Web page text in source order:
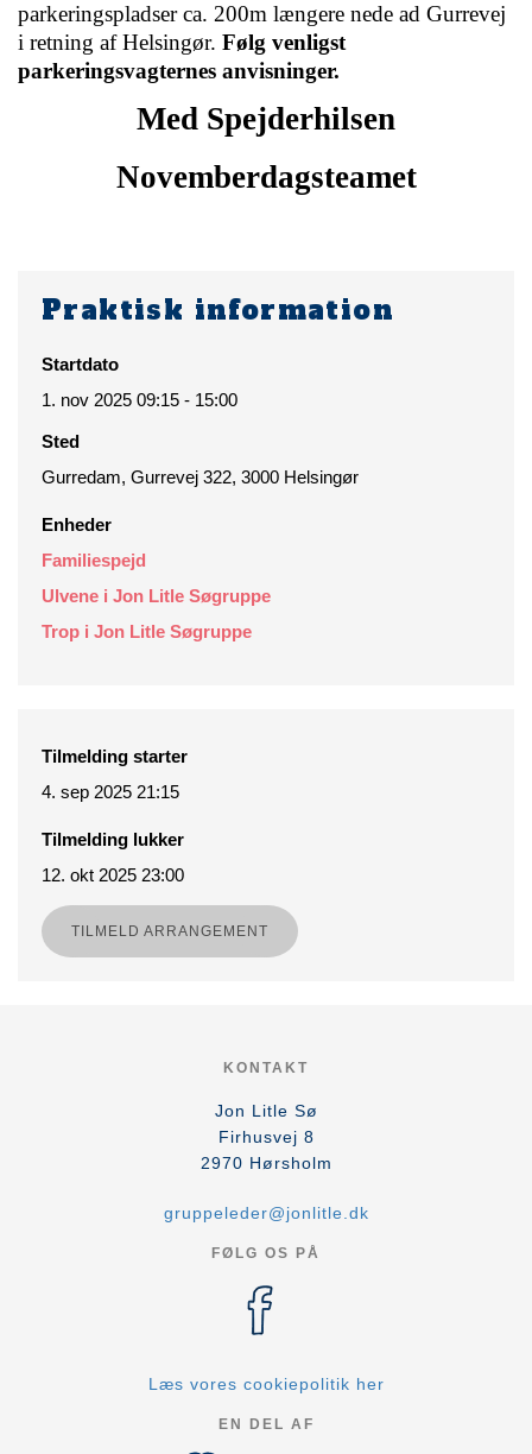
parkeringspladser ca. 200m længere nede ad Gurrevej
i retning af Helsingør. Følg venligst
parkeringsvagternes anvisninger.
Med Spejderhilsen
Novemberdagsteamet
Praktisk information
Startdato
1. nov 2025 09:15 - 15:00
Sted
Gurredam, Gurrevej 322, 3000 Helsingør
Enheder
Familiespejd
Ulvene i Jon Litle Søgruppe
Trop i Jon Litle Søgruppe
Tilmelding starter
4. sep 2025 21:15
Tilmelding lukker
12. okt 2025 23:00
TILMELD ARRANGEMENT
KONTAKT
Jon Litle Sø
Firhusvej 8
2970 Hørsholm
gruppeleder@jonlitle.dk
FØLG OS PÅ
Læs vores cookiepolitik her
EN DEL AF